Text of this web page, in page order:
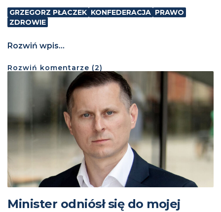
GRZEGORZ PŁACZEK KONFEDERACJA PRAWO
ZDROWIE
Rozwiń wpis...
Rozwiń komentarze (2)
Minister odniósł się do mojej